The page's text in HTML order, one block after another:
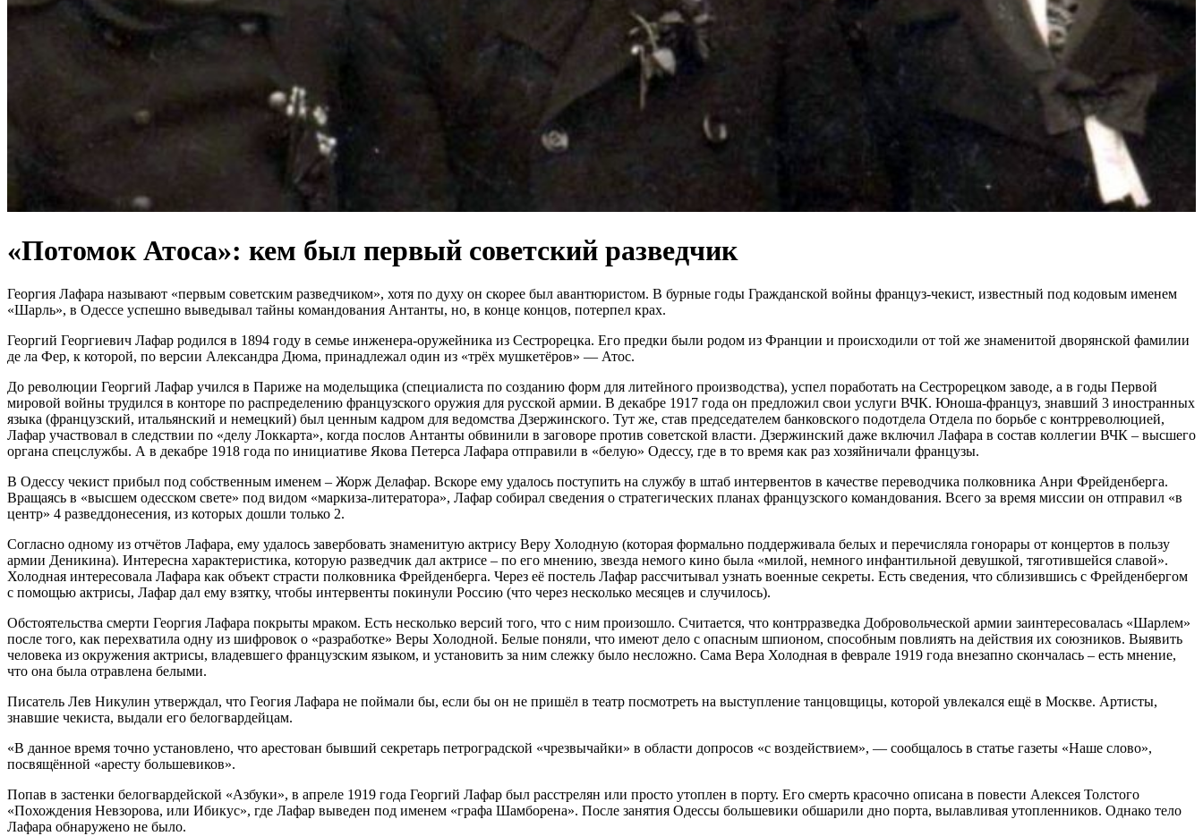
«Потомок Атоса»: кем был первый советский разведчик
Георгия Лафара называют «первым советским разведчиком», хотя по духу он скорее был авантюристом. В бурные годы Гражданской войны француз-чекист, известный под кодовым именем
«Шарль», в Одессе успешно выведывал тайны командования Антанты, но, в конце концов, потерпел крах.
Георгий Георгиевич Лафар родился в 1894 году в семье инженера-оружейника из Сестрорецка. Его предки были родом из Франции и происходили от той же знаменитой дворянской фамилии
де ла Фер, к которой, по версии Александра Дюма, принадлежал один из «трёх мушкетёров» — Атос.
До революции Георгий Лафар учился в Париже на модельщика (специалиста по созданию форм для литейного производства), успел поработать на Сестрорецком заводе, а в годы Первой
мировой войны трудился в конторе по распределению французского оружия для русской армии. В декабре 1917 года он предложил свои услуги ВЧК. Юноша-француз, знавший 3 иностранных
языка (французский, итальянский и немецкий) был ценным кадром для ведомства Дзержинского. Тут же, став председателем банковского подотдела Отдела по борьбе с контрреволюцией,
Лафар участвовал в следствии по «делу Локкарта», когда послов Антанты обвинили в заговоре против советской власти. Дзержинский даже включил Лафара в состав коллегии ВЧК – высшего
органа спецслужбы. А в декабре 1918 года по инициативе Якова Петерса Лафара отправили в «белую» Одессу, где в то время как раз хозяйничали французы.
В Одессу чекист прибыл под собственным именем – Жорж Делафар. Вскоре ему удалось поступить на службу в штаб интервентов в качестве переводчика полковника Анри Фрейденберга.
Вращаясь в «высшем одесском свете» под видом «маркиза-литератора», Лафар собирал сведения о стратегических планах французского командования. Всего за время миссии он отправил «в
центр» 4 разведдонесения, из которых дошли только 2.
Согласно одному из отчётов Лафара, ему удалось завербовать знаменитую актрису Веру Холодную (которая формально поддерживала белых и перечисляла гонорары от концертов в пользу
армии Деникина). Интересна характеристика, которую разведчик дал актрисе – по его мнению, звезда немого кино была «милой, немного инфантильной девушкой, тяготившейся славой».
Холодная интересовала Лафара как объект страсти полковника Фрейденберга. Через её постель Лафар рассчитывал узнать военные секреты. Есть сведения, что сблизившись с Фрейденбергом
с помощью актрисы, Лафар дал ему взятку, чтобы интервенты покинули Россию (что через несколько месяцев и случилось).
Обстоятельства смерти Георгия Лафара покрыты мраком. Есть несколько версий того, что с ним произошло. Считается, что контрразведка Добровольческой армии заинтересовалась «Шарлем»
после того, как перехватила одну из шифровок о «разработке» Веры Холодной. Белые поняли, что имеют дело с опасным шпионом, способным повлиять на действия их союзников. Выявить
человека из окружения актрисы, владевшего французским языком, и установить за ним слежку было несложно. Сама Вера Холодная в феврале 1919 года внезапно скончалась – есть мнение,
что она была отравлена белыми.
Писатель Лев Никулин утверждал, что Геогия Лафара не поймали бы, если бы он не пришёл в театр посмотреть на выступление танцовщицы, которой увлекался ещё в Москве. Артисты,
знавшие чекиста, выдали его белогвардейцам.
«В данное время точно установлено, что арестован бывший секретарь петроградской «чрезвычайки» в области допросов «с воздействием», — сообщалось в статье газеты «Наше слово»,
посвящённой «аресту большевиков».
Попав в застенки белогвардейской «Азбуки», в апреле 1919 года Георгий Лафар был расстрелян или просто утоплен в порту. Его смерть красочно описана в повести Алексея Толстого
«Похождения Невзорова, или Ибикус», где Лафар выведен под именем «графа Шамборена». После занятия Одессы большевики обшарили дно порта, вылавливая утопленников. Однако тело
Лафара обнаружено не было.